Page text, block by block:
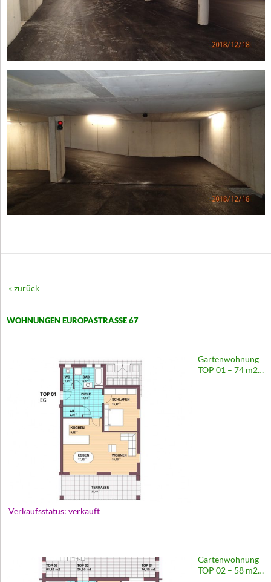
« zurück
WOHNUNGEN EUROPASTRASSE 67
Gartenwohnung
TOP 01 – 74 m2 |
Verkaufsstatus: verkauft
Gartenwohnung
TOP 02 – 58 m2 |